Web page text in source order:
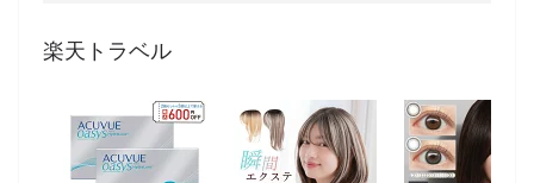
楽天トラベル